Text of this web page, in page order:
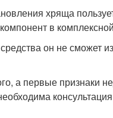
хряща
в
он не сможет
а первые признаки